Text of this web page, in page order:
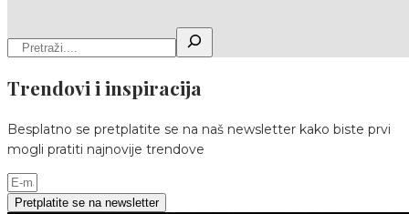
Trendovi i inspiracija
Besplatno se pretplatite se na naš newsletter kako biste prvi
mogli pratiti najnovije trendove
Pretplatite se na newsletter